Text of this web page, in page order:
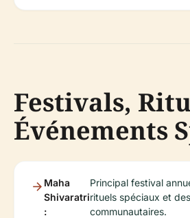
Festivals,
Événements
Maha
Shivaratri
:
Principal festival
rituels spéciaux et
communautaires.